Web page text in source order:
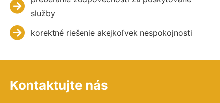
služby
korektné riešenie akejkoľvek nespokojnosti
Kontaktujte nás